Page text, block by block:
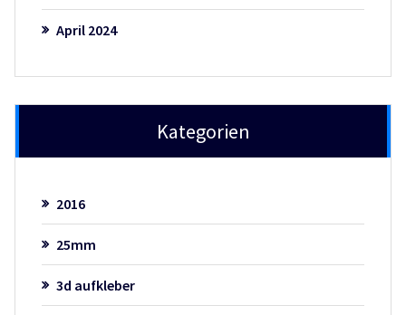
April 2024
Kategorien
2016
25mm
3d aufkleber